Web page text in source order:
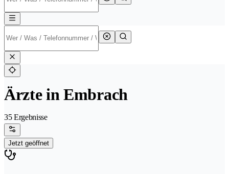
Ärzte in Embrach
35 Ergebnisse
Jetzt geöffnet